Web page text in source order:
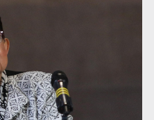
de 21 adolescentes